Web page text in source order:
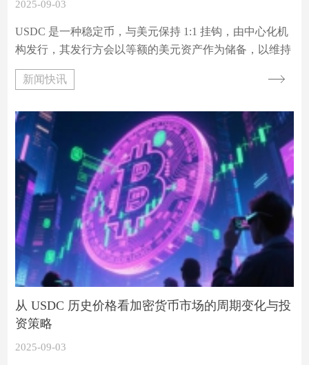
2025-09-03
USDC 是一种稳定币，与美元保持 1:1 挂钩，由中心化机
构发行，其发行方会以等额的美元资产作为储备，以维持
其价格的稳定。这种特性使得 USDC 在加密货币市场中常
被用作价值储存和交易媒介，为投资者提供了一个相对稳
新闻快讯
从 USDC 历史价格看加密货币市场的周期变化与投
资策略
2025-09-03